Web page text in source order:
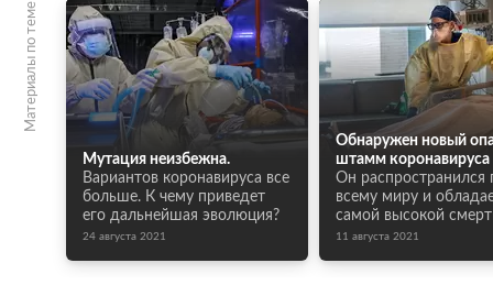
Материалы по теме
Мутация неизбежна.
Вариантов коронавируса все
больше. К чему приведет
его дальнейшая эволюция?
24 августа 2021
Обнаружен новый
штамм коронавируса
Он распространился
всему миру и
самой высокой
11 августа 2021